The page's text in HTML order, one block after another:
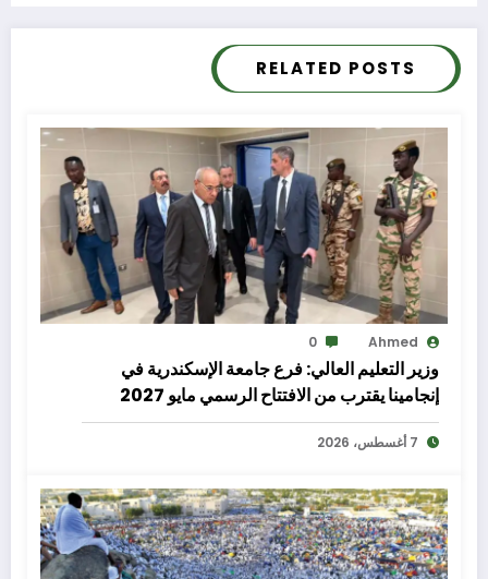
RELATED POSTS
Ahmed
0
وزير التعليم العالي: فرع جامعة الإسكندرية في
إنجامينا يقترب من الافتتاح الرسمي مايو 2027
7 أغسطس، 2026